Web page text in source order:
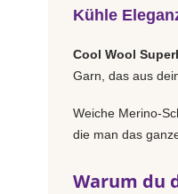
Kühle
Cool Wool
Garn, das aus
Weiche Merino-
die man das
Warum du